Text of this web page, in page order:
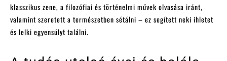
klasszikus zene, a filozófiai és történelmi művek olvasása iránt,
valamint szeretett a természetben sétálni – ez segített neki ihletet
és lelki egyensúlyt találni.